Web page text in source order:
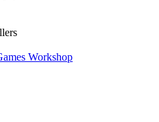
Workshop